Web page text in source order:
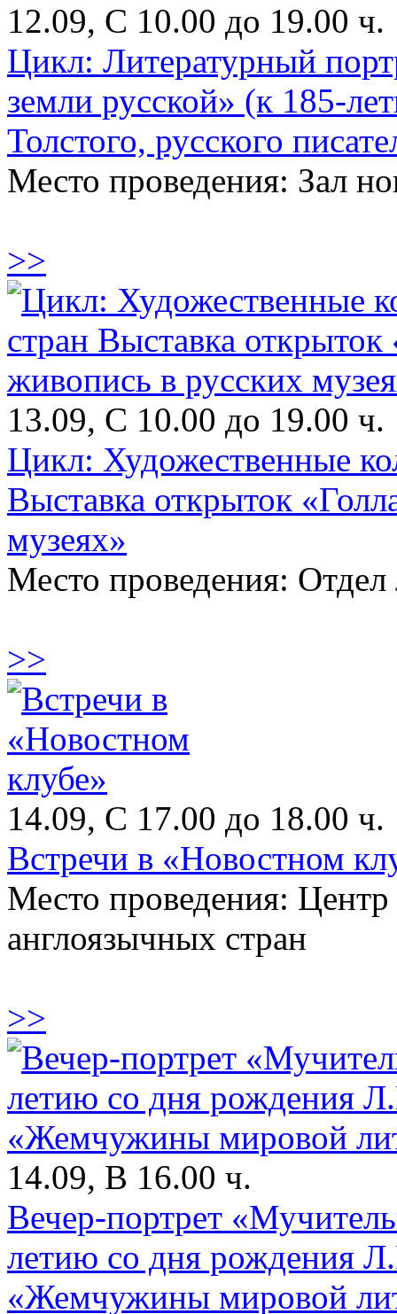
12.09, С 10.00 до 19.00 ч.
Цикл: Литературный
земли русской» (к 185-
Толстого, русского
Место проведения: Зал
>>
13.09, С 10.00 до 19.00 ч.
Цикл: Художественные
Выставка открыток
музеях»
Место проведения: Отдел
>>
14.09, С 17.00 до 18.00 ч.
Встречи в «Новостном
Место проведения:
англоязычных стран
>>
14.09, В 16.00 ч.
Вечер-портрет
летию со дня рождения
«Жемчужины мировой